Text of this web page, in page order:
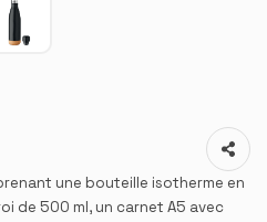
une bouteille isotherme en
de 500 ml, un carnet A5 avec